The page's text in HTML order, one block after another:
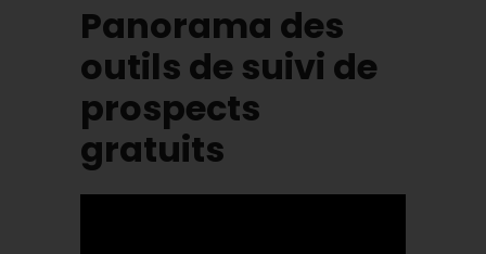
Panorama des
outils de suivi de
prospects
gratuits